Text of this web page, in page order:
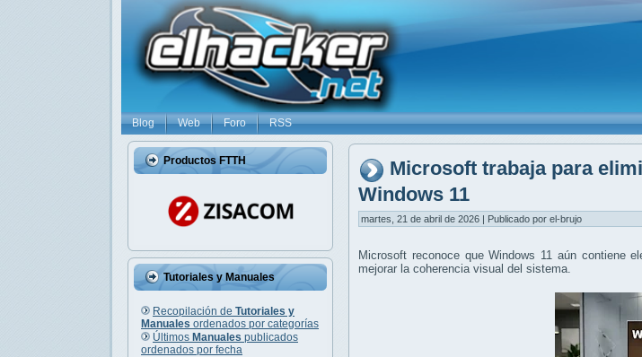
Blog Web Foro RSS
Productos FTTH
Tutoriales y Manuales
Recopilación de Tutoriales y
Manuales ordenados por categorías
Últimos Manuales publicados
ordenados por fecha
Microsoft trabaja para
Windows 11
martes, 21 de abril de 2026 | Publicado por el-brujo
Microsoft reconoce que Windows 11 aún contiene
mejorar la coherencia visual del sistema.